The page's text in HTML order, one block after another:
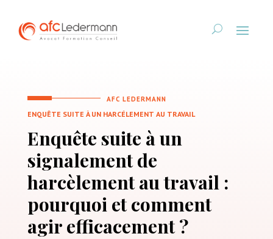
AFC LEDERMANN
ENQUÊTE SUITE À UN HARCÉLEMENT AU TRAVAIL
Enquête suite à un
signalement de
harcèlement au travail :
pourquoi et comment
agir efficacement ?